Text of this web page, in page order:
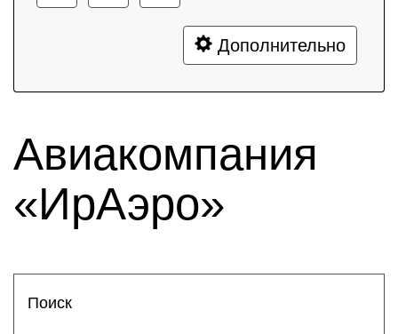
Дополнительно
Авиакомпания
«ИрАэро»
Поиск